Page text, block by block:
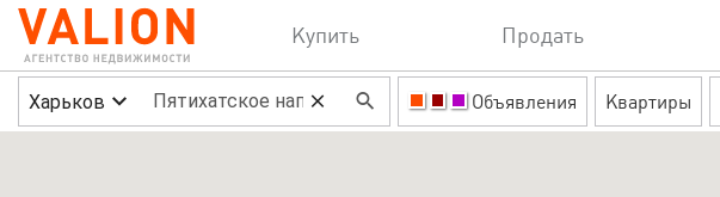
Купить Продать
Харьков Объявления Квартиры